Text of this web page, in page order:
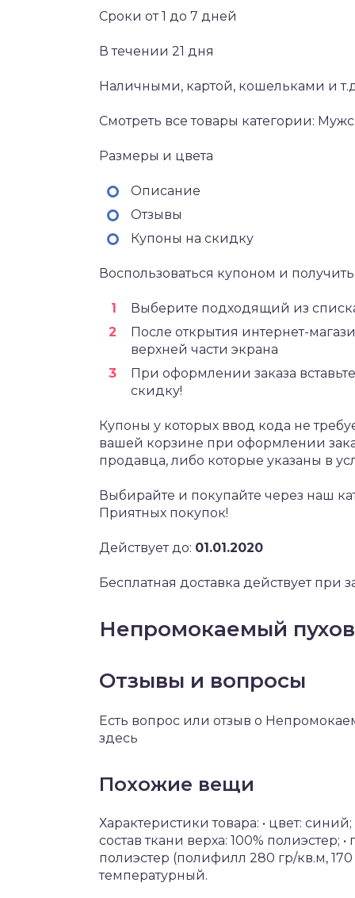
Сроки от 1 до 7 дней
В течении 21 дня
Наличными, картой, кошельками и
Смотреть все товары категории:
Размеры и цвета
Описание
Отзывы
Купоны на скидку
Воспользоваться купоном и
Выберите подходящий из
После открытия интернет-
верхней части экрана
При оформлении заказа
скидку!
Купоны у которых ввод кода не
вашей корзине при оформлении
продавца, либо которые указаны в
Выбирайте и покупайте через наш
Приятных покупок!
Действует до: 01.01.2020
Бесплатная доставка действует при
Непромокаемый
Отзывы и вопросы
Есть вопрос или отзыв о
здесь
Похожие вещи
Характеристики товара: • цвет:
состав ткани верха: 100% полиэстер;
полиэстер (полифилл 280 гр/кв.м, 170
температурный.